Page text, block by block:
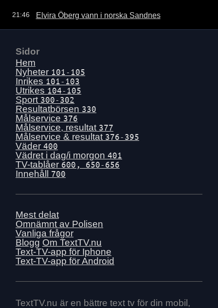
21:46 Elvira Öberg vann i norska Sandnes
Sidor
Hem
Nyheter 101-105
Inrikes 101-103
Utrikes 104-105
Sport 300-302
Resultatbörsen 330
Målservice 376
Målservice, resultat 377
Målservice & resultat 376-395
Väder 400
Vädret i dag/i morgon 401
TV-tablåer 600, 650-656
Innehåll 700
Mest delat
Omnämnt av Polisen
Vanliga frågor
Blogg Om TextTV.nu
Text-TV-app för Iphone
Text-TV-app för Android
TextTV.nu är en bättre text tv för din mobil,